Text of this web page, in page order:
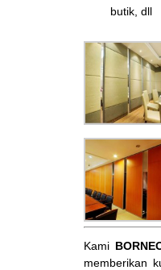
butik, dll
Kami
memberikan